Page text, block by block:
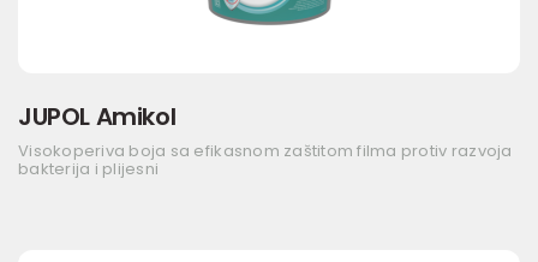
JUPOL Amikol
Visokoperiva boja sa efikasnom zaštitom filma protiv razvoja
bakterija i plijesni